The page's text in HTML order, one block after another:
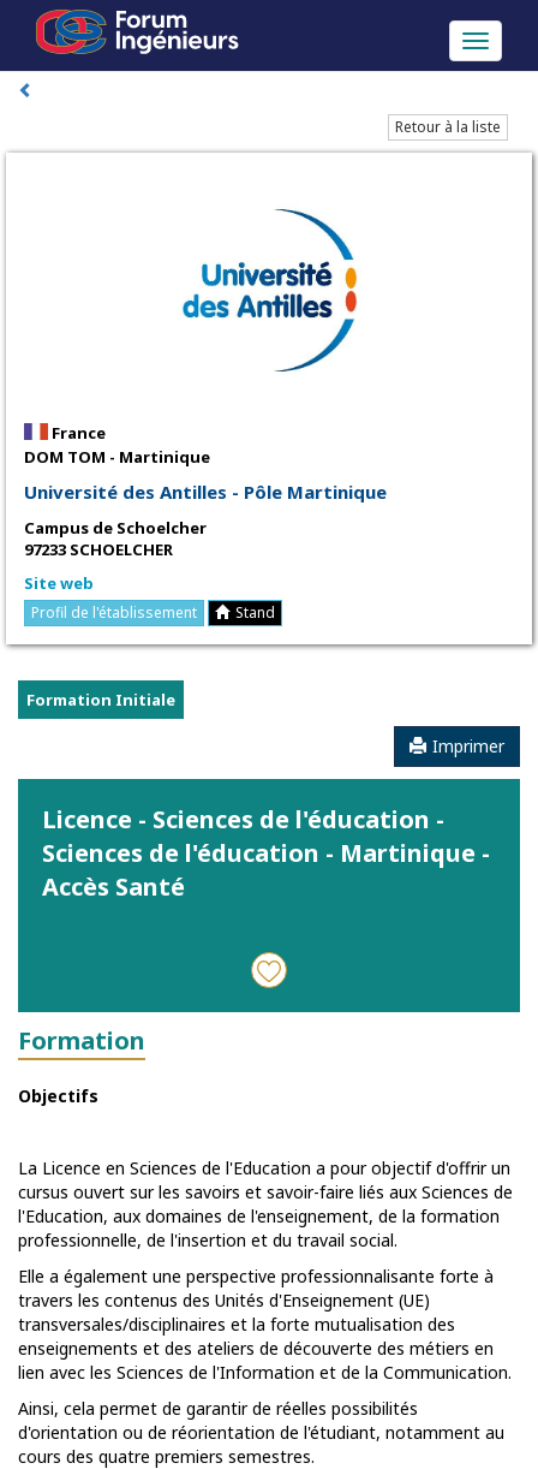
Toggle
Retour à la liste
France
DOM TOM - Martinique
Université des Antilles - Pôle Martinique
Campus de Schoelcher
97233 SCHOELCHER
Site web
Profil de l'établissement Stand
Formation Initiale
Imprimer
Licence - Sciences de l'éducation -
Sciences de l'éducation - Martinique -
Accès Santé
Formation
Objectifs
La Licence en Sciences de l'Education a pour objectif d'offrir un
cursus ouvert sur les savoirs et savoir-faire liés aux Sciences de
l'Education, aux domaines de l'enseignement, de la formation
professionnelle, de l'insertion et du travail social.
Elle a également une perspective professionnalisante forte à
travers les contenus des Unités d'Enseignement (UE)
transversales/disciplinaires et la forte mutualisation des
enseignements et des ateliers de découverte des métiers en
lien avec les Sciences de l'Information et de la Communication.
Ainsi, cela permet de garantir de réelles possibilités
d'orientation ou de réorientation de l'étudiant, notamment au
cours des quatre premiers semestres.